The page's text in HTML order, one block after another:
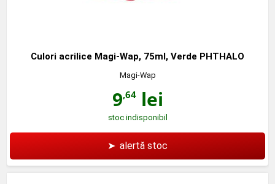
Culori acrilice Magi-Wap, 75ml, Verde PHTHALO
Magi-Wap
9,64lei
stoc indisponibil
➤ alertă stoc